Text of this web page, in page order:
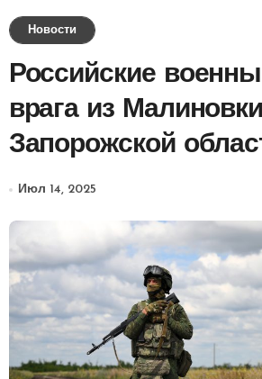
Новости
Российские
врага из
Запорожской
Июл 14, 2025